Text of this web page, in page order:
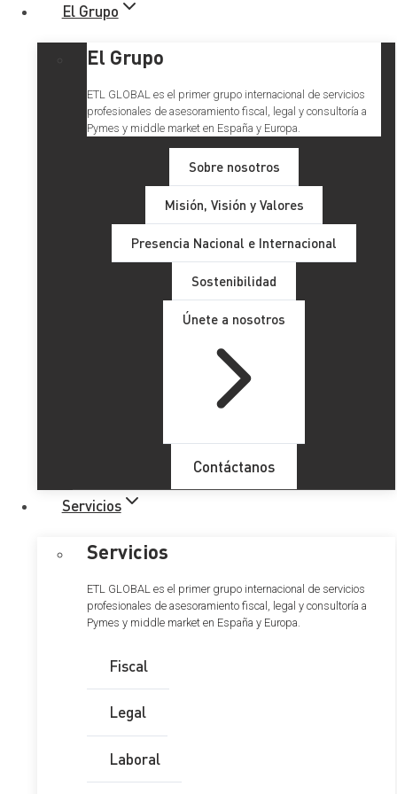
El Grupo
El Grupo
ETL GLOBAL es el primer grupo internacional de servicios
profesionales de asesoramiento fiscal, legal y consultoría a
Pymes y middle market en España y Europa.
Sobre nosotros
Misión, Visión y Valores
Presencia Nacional e Internacional
Sostenibilidad
Únete a nosotros
Contáctanos
Servicios
Servicios
ETL GLOBAL es el primer grupo internacional de servicios
profesionales de asesoramiento fiscal, legal y consultoría a
Pymes y middle market en España y Europa.
Fiscal
Legal
Laboral
Modelos de declaración del
IRPF y del Impuesto sobre el
Patrimonio para el ejercicio
2023
Tabla de Contenidos
1. ¿Cuáles son los modelos de declaración
del IRPF y del IP?
2. ¿Cuál es el plazo de presentación de las
declaraciones del IRPF y del IP?